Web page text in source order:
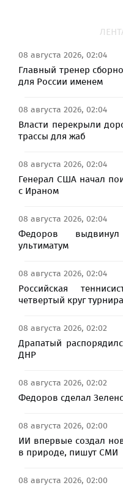
08 августа 2026, 02:04
Главный тренер
для России именем
08 августа 2026, 02:04
Власти перекрыли
трассы для жаб
08 августа 2026, 02:04
Генерал США начал
с Ираном
08 августа 2026, 02:04
Федоров
ультиматум
08 августа 2026, 02:04
Российская
четвертый круг
08 августа 2026, 02:02
Драпатый
ДНР
08 августа 2026, 02:02
Федоров сделал
08 августа 2026, 02:00
ИИ впервые создал
в природе, пишут СМИ
08 августа 2026, 02:00